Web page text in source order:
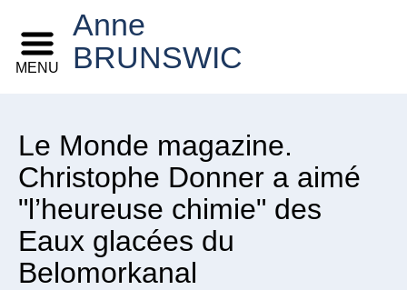
Anne
BRUNSWIC
MENU
Le Monde magazine.
Christophe Donner a aimé
"l’heureuse chimie" des
Eaux glacées du
Belomorkanal